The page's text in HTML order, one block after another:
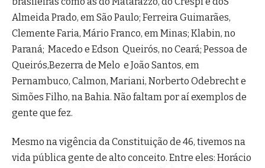
Almeida Prado, em São Paulo; Ferreira Guimarães,
Clemente Faria, Mário Franco, em Minas; Klabin, no
Paraná; Macedo e Edson Queirós, no Ceará; Pessoa de
Queirós,Bezerra de Melo e João Santos, em
Pernambuco, Calmon, Mariani, Norberto Odebrecht e
Simões Filho, na Bahia. Não faltam por aí exemplos de
gente que fez.
Mesmo na vigência da Constituição de 46, tivemos na
vida pública gente de alto conceito. Entre eles: Horácio